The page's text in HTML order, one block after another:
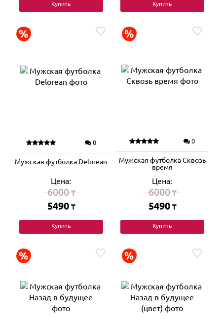
Купить Купить
0
Мужская футболка Delorean
Цена:
6000₸
5490 ₸
Купить
0
Мужская футболка Сквозь
время
Цена:
6000₸
5490 ₸
Купить